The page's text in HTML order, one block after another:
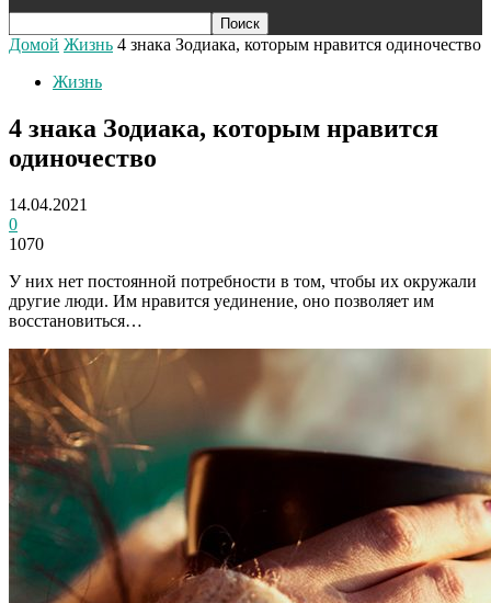
Домой Жизнь 4 знака Зодиака, которым нравится одиночество
Жизнь
4 знака Зодиака, которым нравится
одиночество
14.04.2021
0
1070
У них нет постоянной потребности в том, чтобы их окружали
другие люди. Им нравится уединение, оно позволяет им
восстановиться…